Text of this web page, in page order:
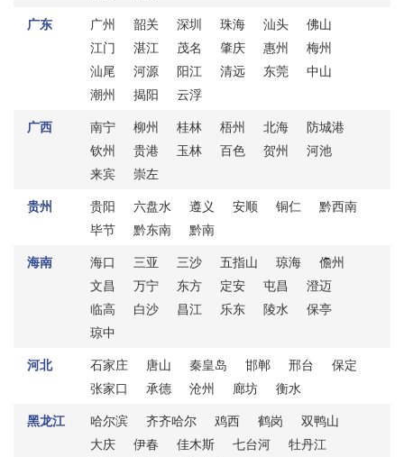
广东
广州 韶关 深圳 珠海 汕头
佛山
江门
湛江 茂名 肇庆 惠州
梅州
汕尾
河源 阳江 清远 东莞
中山
潮州
揭阳
云浮
广西
南宁 柳州 桂林 梧州 北海
防城港
钦州
贵港 玉林 百色 贺州
河池
来宾
崇左
贵州
贵阳 六盘水 遵义 安顺 铜仁
黔西南
毕节
黔东南
黔南
海南
海口 三亚 三沙 五指山 琼海
儋州
文昌
万宁 东方 定安 屯昌
澄迈
临高
白沙 昌江 乐东 陵水
保亭
琼中
河北
石家庄 唐山 秦皇岛 邯郸 邢台
保定
张家口
承德 沧州 廊坊
衡水
黑龙江
哈尔滨 齐齐哈尔 鸡西 鹤岗
双鸭山
大庆
伊春 佳木斯 七台河
牡丹江